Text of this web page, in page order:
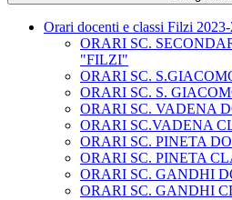
Orari docenti e classi Filzi
ORARI SC.
"FILZI"
ORARI SC.
ORARI SC. S.
ORARI SC. VADENA
ORARI SC.VADENA
ORARI SC. PINETA
ORARI SC. PINETA
ORARI SC. GANDHI
ORARI SC. GANDHI